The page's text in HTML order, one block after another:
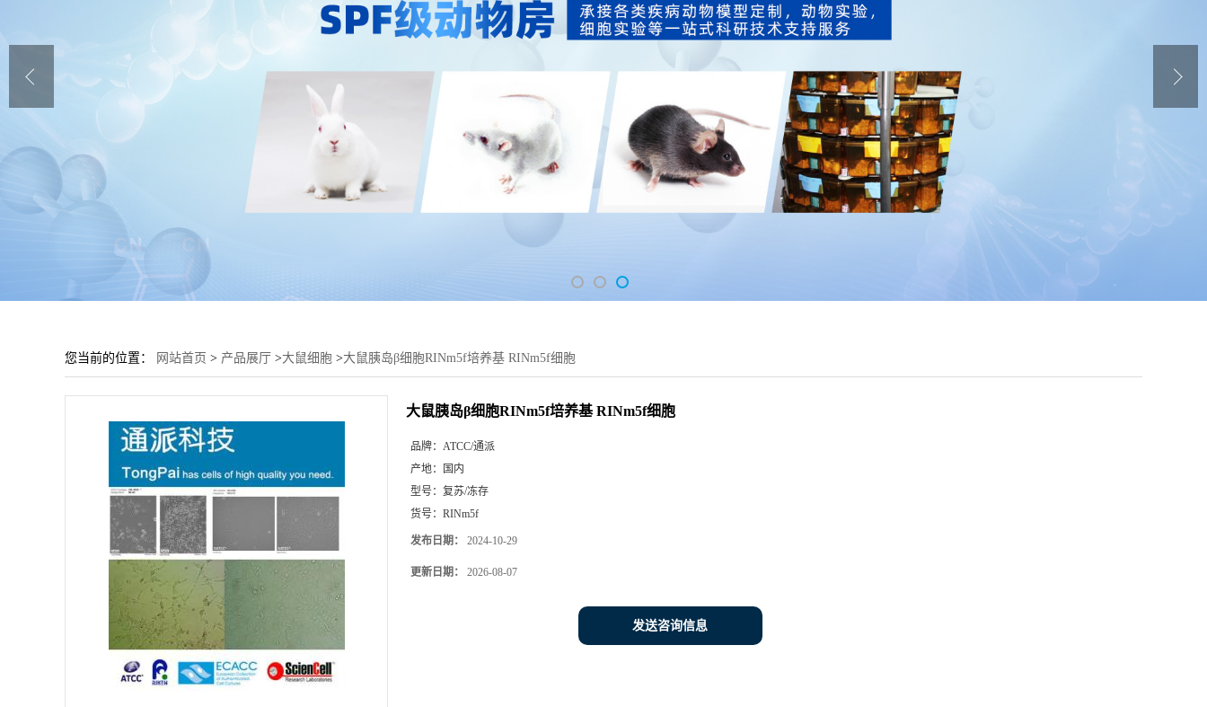
您当前的位置： 网站首页 > 产品展厅 >大鼠细胞 >大鼠胰岛β细胞RINm5f培养基 RINm5f细胞
大鼠胰岛β细胞RINm5f培养基 RINm5f细胞
品牌： ATCC/通派
产地：
国内
型号： 复苏/冻存
货号： RINm5f
发布日期： 2024-10-29
更新日期： 2026-08-07
发送咨询信息